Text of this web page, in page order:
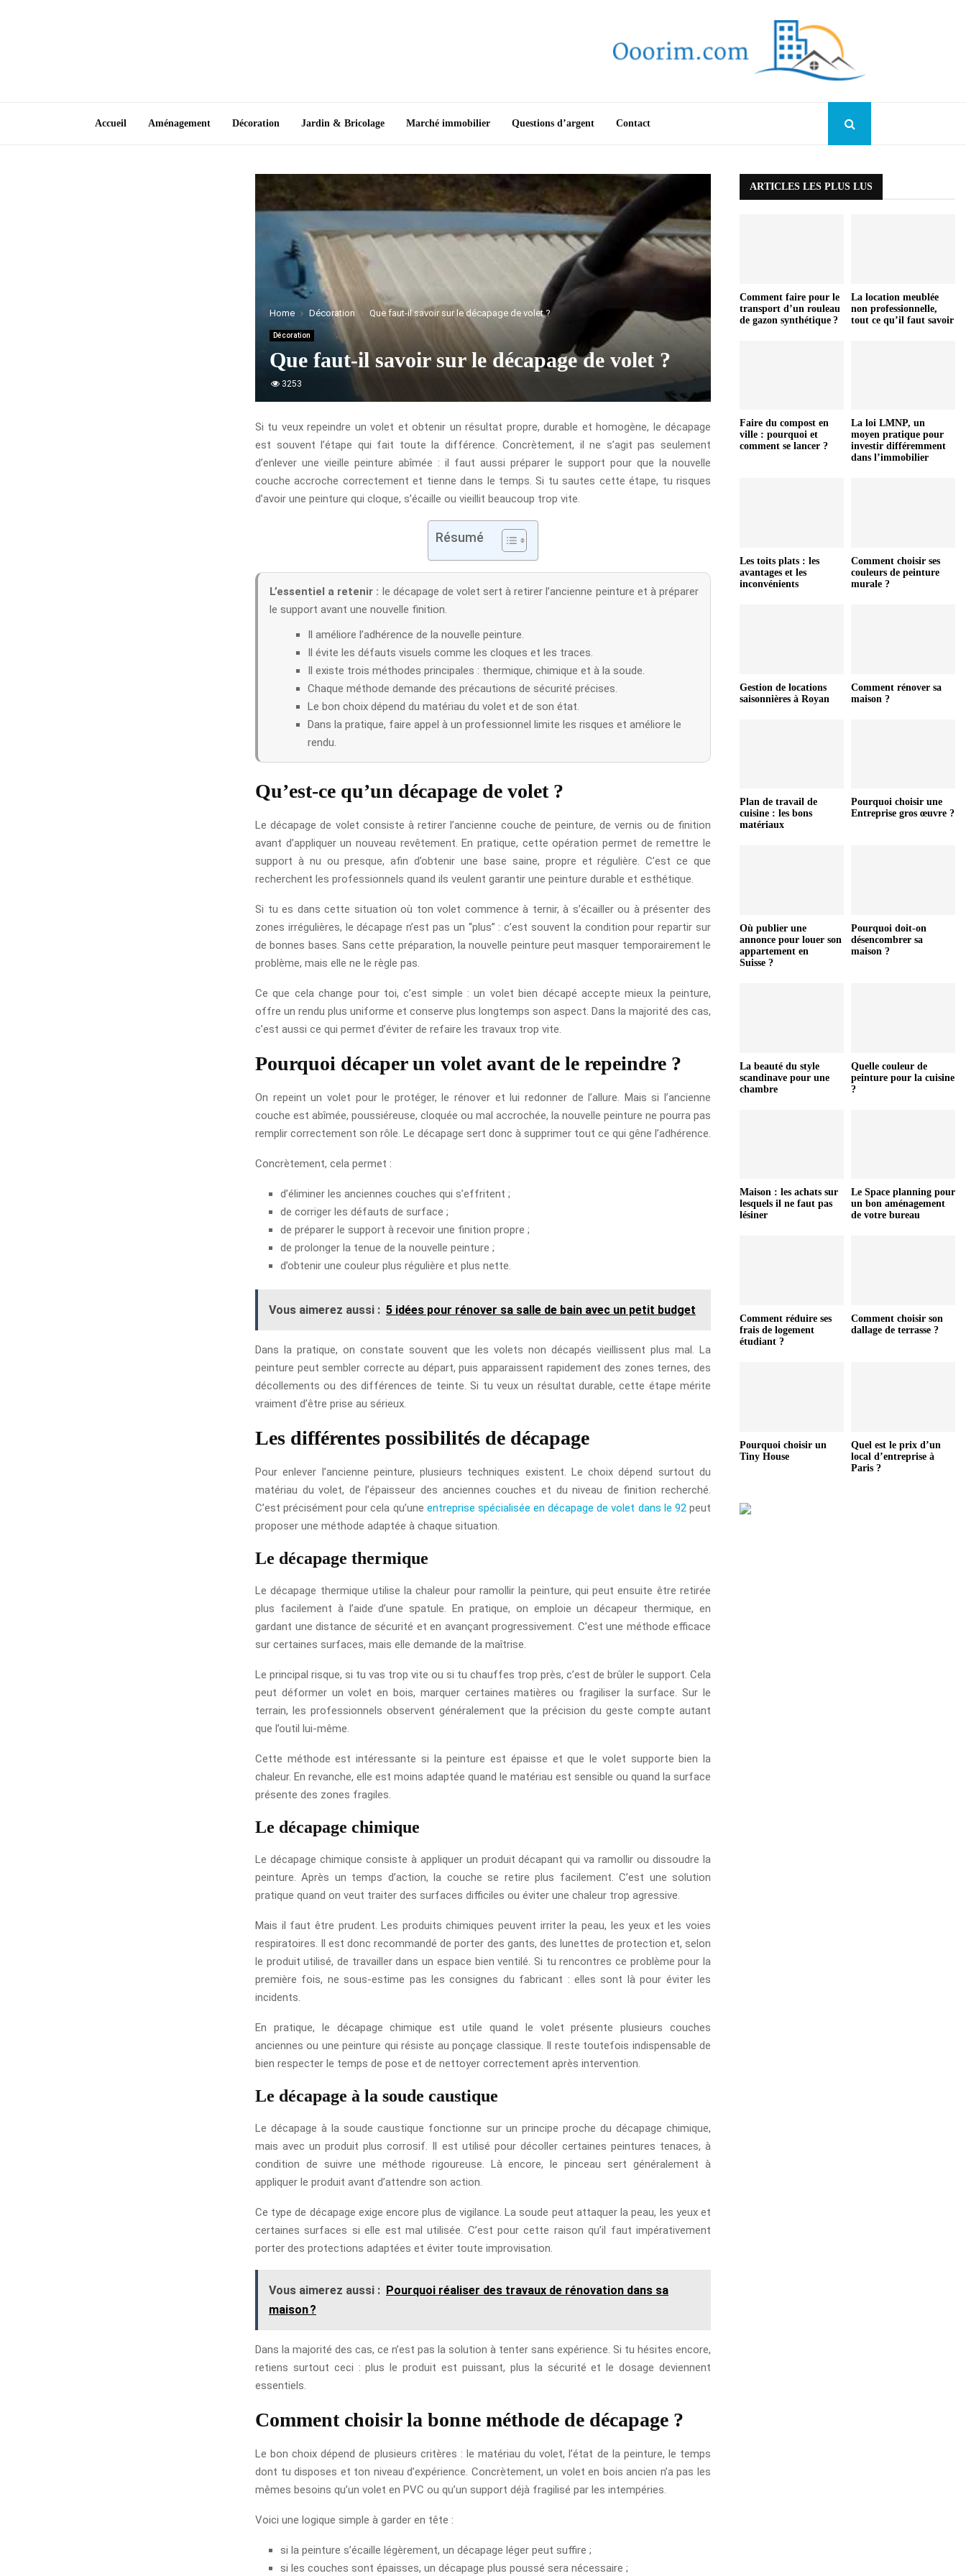
Accueil Aménagement Décoration Jardin & Bricolage Marché immobilier Questions d’argent Contact
Home Décoration Que faut-il savoir sur le décapage de volet ?
Décoration
Que faut-il savoir sur le décapage de volet ?
3253
Si tu veux repeindre un volet et obtenir un résultat propre, durable et homogène, le décapage
est souvent l’étape qui fait toute la différence. Concrètement, il ne s’agit pas seulement
d’enlever une vieille peinture abîmée : il faut aussi préparer le support pour que la nouvelle
couche accroche correctement et tienne dans le temps. Si tu sautes cette étape, tu risques
d’avoir une peinture qui cloque, s’écaille ou vieillit beaucoup trop vite.
Résumé
L’essentiel a retenir : le décapage de volet sert à retirer l’ancienne peinture et à préparer
le support avant une nouvelle finition.
Il améliore l’adhérence de la nouvelle peinture.
Il évite les défauts visuels comme les cloques et les traces.
Il existe trois méthodes principales : thermique, chimique et à la soude.
Chaque méthode demande des précautions de sécurité précises.
Le bon choix dépend du matériau du volet et de son état.
Dans la pratique, faire appel à un professionnel limite les risques et améliore le
rendu.
Qu’est-ce qu’un décapage de volet ?
Le décapage de volet consiste à retirer l’ancienne couche de peinture, de vernis ou de finition
avant d’appliquer un nouveau revêtement. En pratique, cette opération permet de remettre le
support à nu ou presque, afin d’obtenir une base saine, propre et régulière. C’est ce que
recherchent les professionnels quand ils veulent garantir une peinture durable et esthétique.
Si tu es dans cette situation où ton volet commence à ternir, à s’écailler ou à présenter des
zones irrégulières, le décapage n’est pas un “plus” : c’est souvent la condition pour repartir sur
de bonnes bases. Sans cette préparation, la nouvelle peinture peut masquer temporairement le
problème, mais elle ne le règle pas.
Ce que cela change pour toi, c’est simple : un volet bien décapé accepte mieux la peinture,
offre un rendu plus uniforme et conserve plus longtemps son aspect. Dans la majorité des cas,
c’est aussi ce qui permet d’éviter de refaire les travaux trop vite.
Pourquoi décaper un volet avant de le repeindre ?
On repeint un volet pour le protéger, le rénover et lui redonner de l’allure. Mais si l’ancienne
couche est abîmée, poussiéreuse, cloquée ou mal accrochée, la nouvelle peinture ne pourra pas
remplir correctement son rôle. Le décapage sert donc à supprimer tout ce qui gêne l’adhérence.
Concrètement, cela permet :
d’éliminer les anciennes couches qui s’effritent ;
de corriger les défauts de surface ;
de préparer le support à recevoir une finition propre ;
de prolonger la tenue de la nouvelle peinture ;
d’obtenir une couleur plus régulière et plus nette.
Vous aimerez aussi : 5 idées pour rénover sa salle de bain avec un petit budget
Dans la pratique, on constate souvent que les volets non décapés vieillissent plus mal. La
peinture peut sembler correcte au départ, puis apparaissent rapidement des zones ternes, des
décollements ou des différences de teinte. Si tu veux un résultat durable, cette étape mérite
vraiment d’être prise au sérieux.
Les différentes possibilités de décapage
Pour enlever l’ancienne peinture, plusieurs techniques existent. Le choix dépend surtout du
matériau du volet, de l’épaisseur des anciennes couches et du niveau de finition recherché.
C’est précisément pour cela qu’une entreprise spécialisée en décapage de volet dans le 92 peut
proposer une méthode adaptée à chaque situation.
Le décapage thermique
Le décapage thermique utilise la chaleur pour ramollir la peinture, qui peut ensuite être retirée
plus facilement à l’aide d’une spatule. En pratique, on emploie un décapeur thermique, en
gardant une distance de sécurité et en avançant progressivement. C’est une méthode efficace
sur certaines surfaces, mais elle demande de la maîtrise.
Le principal risque, si tu vas trop vite ou si tu chauffes trop près, c’est de brûler le support. Cela
peut déformer un volet en bois, marquer certaines matières ou fragiliser la surface. Sur le
terrain, les professionnels observent généralement que la précision du geste compte autant
que l’outil lui-même.
Cette méthode est intéressante si la peinture est épaisse et que le volet supporte bien la
chaleur. En revanche, elle est moins adaptée quand le matériau est sensible ou quand la surface
présente des zones fragiles.
Le décapage chimique
Le décapage chimique consiste à appliquer un produit décapant qui va ramollir ou dissoudre la
peinture. Après un temps d’action, la couche se retire plus facilement. C’est une solution
pratique quand on veut traiter des surfaces difficiles ou éviter une chaleur trop agressive.
Mais il faut être prudent. Les produits chimiques peuvent irriter la peau, les yeux et les voies
respiratoires. Il est donc recommandé de porter des gants, des lunettes de protection et, selon
le produit utilisé, de travailler dans un espace bien ventilé. Si tu rencontres ce problème pour la
première fois, ne sous-estime pas les consignes du fabricant : elles sont là pour éviter les
incidents.
En pratique, le décapage chimique est utile quand le volet présente plusieurs couches
anciennes ou une peinture qui résiste au ponçage classique. Il reste toutefois indispensable de
bien respecter le temps de pose et de nettoyer correctement après intervention.
Le décapage à la soude caustique
Le décapage à la soude caustique fonctionne sur un principe proche du décapage chimique,
mais avec un produit plus corrosif. Il est utilisé pour décoller certaines peintures tenaces, à
condition de suivre une méthode rigoureuse. Là encore, le pinceau sert généralement à
appliquer le produit avant d’attendre son action.
Ce type de décapage exige encore plus de vigilance. La soude peut attaquer la peau, les yeux et
certaines surfaces si elle est mal utilisée. C’est pour cette raison qu’il faut impérativement
porter des protections adaptées et éviter toute improvisation.
Vous aimerez aussi : Pourquoi réaliser des travaux de rénovation dans sa
maison ?
Dans la majorité des cas, ce n’est pas la solution à tenter sans expérience. Si tu hésites encore,
retiens surtout ceci : plus le produit est puissant, plus la sécurité et le dosage deviennent
essentiels.
Comment choisir la bonne méthode de décapage ?
Le bon choix dépend de plusieurs critères : le matériau du volet, l’état de la peinture, le temps
dont tu disposes et ton niveau d’expérience. Concrètement, un volet en bois ancien n’a pas les
mêmes besoins qu’un volet en PVC ou qu’un support déjà fragilisé par les intempéries.
Voici une logique simple à garder en tête :
si la peinture s’écaille légèrement, un décapage léger peut suffire ;
si les couches sont épaisses, un décapage plus poussé sera nécessaire ;
ARTICLES LES PLUS LUS
Comment faire pour le
transport d’un rouleau
de gazon synthétique ?
La location meublée
non professionnelle,
tout ce qu’il faut savoir
Faire du compost en
ville : pourquoi et
comment se lancer ?
La loi LMNP, un
moyen pratique pour
investir différemment
dans l’immobilier
Les toits plats : les
avantages et les
inconvénients
Comment choisir ses
couleurs de peinture
murale ?
Gestion de locations
saisonnières à Royan
Comment rénover sa
maison ?
Plan de travail de
cuisine : les bons
matériaux
Pourquoi choisir une
Entreprise gros œuvre ?
Où publier une
annonce pour louer son
appartement en
Suisse ?
Pourquoi doit-on
désencombrer sa
maison ?
La beauté du style
scandinave pour une
chambre
Quelle couleur de
peinture pour la cuisine
?
Maison : les achats sur
lesquels il ne faut pas
lésiner
Le Space planning pour
un bon aménagement
de votre bureau
Comment réduire ses
frais de logement
étudiant ?
Comment choisir son
dallage de terrasse ?
Pourquoi choisir un
Tiny House
Quel est le prix d’un
local d’entreprise à
Paris ?